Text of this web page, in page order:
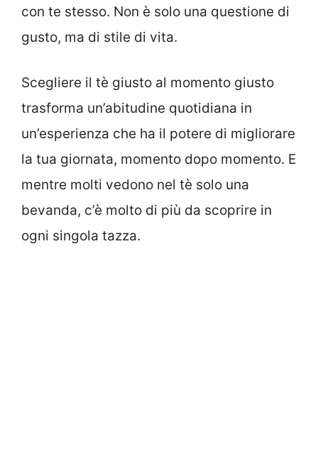
con te stesso. Non è solo una questione di
gusto, ma di stile di vita.
Scegliere il tè giusto al momento giusto
trasforma un’abitudine quotidiana in
un’esperienza che ha il potere di migliorare
la tua giornata, momento dopo momento. E
mentre molti vedono nel tè solo una
bevanda, c’è molto di più da scoprire in
ogni singola tazza.